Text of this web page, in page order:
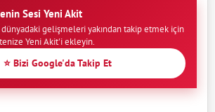
Sesi Yeni Akit
gelişmeleri yakından takip etmek için
Yeni Akit'i ekleyin.
⭐ Bizi Google'da Takip Et